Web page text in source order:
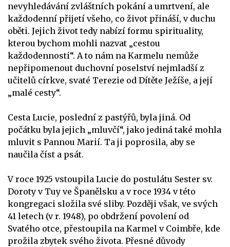
nevyhledávání zvláštních pokání a umrtvení, ale
každodenní přijetí všeho, co život přináší, v duchu
oběti. Jejich život tedy nabízí formu spirituality,
kterou bychom mohli nazvat „cestou
každodennosti“. A to nám na Karmelu nemůže
nepřipomenout duchovní poselství nejmladší z
učitelů církve, svaté Terezie od Dítěte Ježíše, a její
„malé cesty“.
Cesta Lucie, poslední z pastýřů, byla jiná. Od
počátku byla jejich „mluvčí“, jako jediná také mohla
mluvit s Pannou Marií. Ta ji poprosila, aby se
naučila číst a psát.
V roce 1925 vstoupila Lucie do postulátu Sester sv.
Doroty v Tuy ve Španělsku a v roce 1934 v této
kongregaci složila své sliby. Později však, ve svých
41 letech (v r. 1948), po obdržení povolení od
Svatého otce, přestoupila na Karmel v Coimbře, kde
prožila zbytek svého života. Přesné důvody